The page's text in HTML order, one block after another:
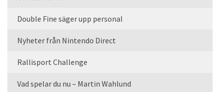
Double Fine säger upp personal
Nyheter från Nintendo Direct
Rallisport Challenge
Vad spelar du nu – Martin Wahlund